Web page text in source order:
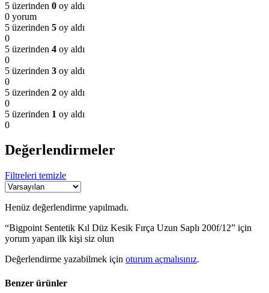
5 üzerinden 0 oy aldı
0 yorum
5 üzerinden 5 oy aldı
0
5 üzerinden 4 oy aldı
0
5 üzerinden 3 oy aldı
0
5 üzerinden 2 oy aldı
0
5 üzerinden 1 oy aldı
0
Değerlendirmeler
Filtreleri temizle
Henüz değerlendirme yapılmadı.
“Bigpoint Sentetik Kıl Düz Kesik Fırça Uzun Saplı 200f/12” için
yorum yapan ilk kişi siz olun
Değerlendirme yazabilmek için oturum açmalısınız.
Benzer ürünler